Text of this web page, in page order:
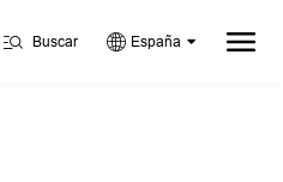
Buscar España